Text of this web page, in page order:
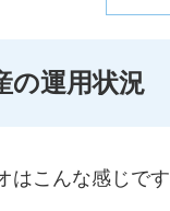
の運用状況
はこんな感じです